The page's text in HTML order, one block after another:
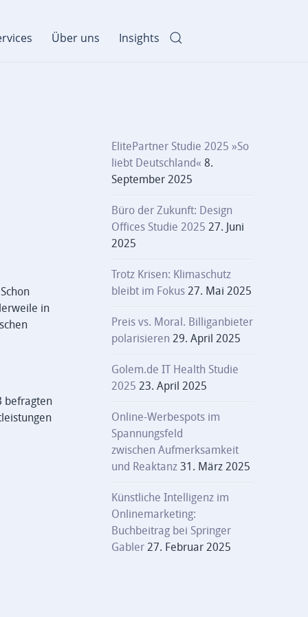
Über uns Insights
in
befragten
ElitePartner Studie 2025 »So
liebt Deutschland« 8.
September 2025
Büro der Zukunft: Design
Offices Studie 2025 27. Juni
2025
Trotz Krisen: Klimaschutz
bleibt im Fokus 27. Mai 2025
Preis vs. Moral. Billiganbieter
polarisieren 29. April 2025
Golem.de IT Health Studie
2025 23. April 2025
Online-Werbespots im
Spannungsfeld
zwischen Aufmerksamkeit
und Reaktanz 31. März 2025
Künstliche Intelligenz im
Onlinemarketing:
Buchbeitrag bei Springer
Gabler 27. Februar 2025